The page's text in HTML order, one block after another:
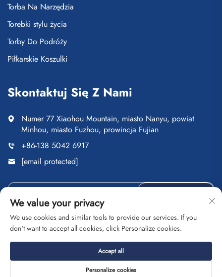
Torba Na Narzędzia
Torebki stylu życia
Torby Do Podróży
Piłkarskie Koszulki
Skontaktuj Się Z Nami
Numer 77 Xiaohou Mountain, miasto Nanyu, powiat
Minhou, miasto Fuzhou, prowincja Fujian
+86-138 5042 6917
[email protected]
Copyright © Fuzhou Saipulang Trading Co., Ltd. Wszelkie
Polityka prywatności
O nas Kontakt Usługi
We value your privacy
We use cookies and similar tools to provide our services. If you
don't want to accept all cookies, click Personalize cookies.
Personalize cookies
Accept all